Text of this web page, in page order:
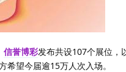
信誉博彩发布共设107个展位，
望今届逾15万人次入场。